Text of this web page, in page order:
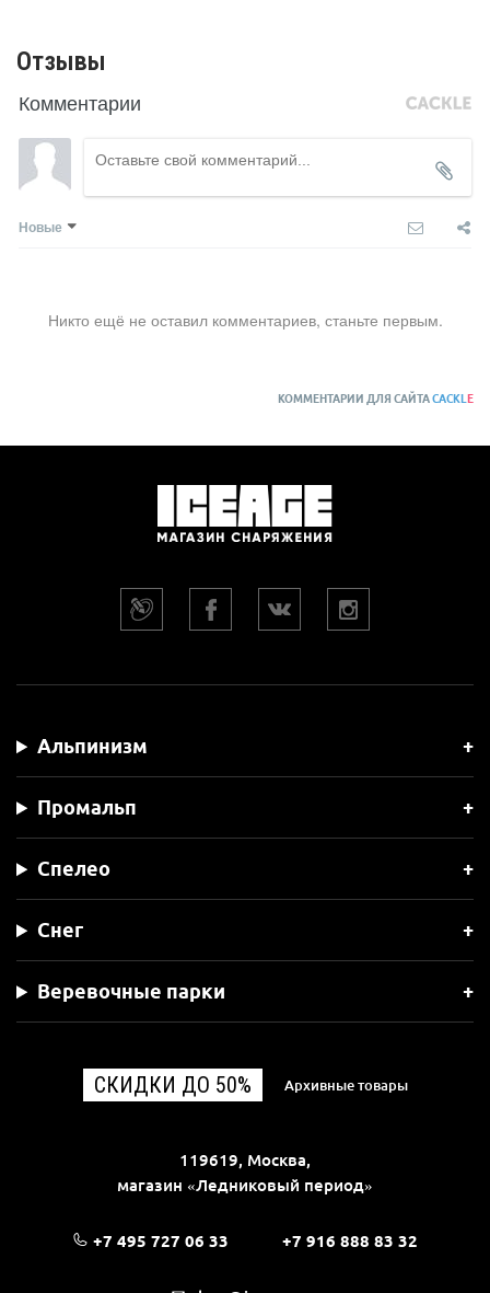
Отзывы
Комментарии
Новые
Никто ещё не оставил комментариев, станьте первым.
КОММЕНТАРИИ ДЛЯ САЙТАCACKL E
Альпинизм
Промальп
Спелео
Снег
Веревочные парки
СКИДКИ ДО 50% Архивные товары
119619, Москва,
магазин «Ледниковый период»
+7 495 727 06 33 +7 916 888 83 32